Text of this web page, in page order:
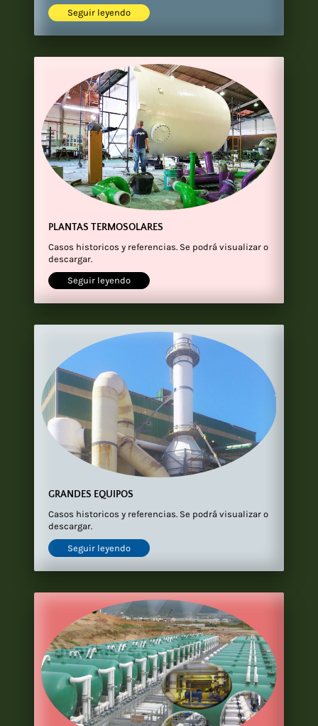
Seguir leyendo
PLANTAS TERMOSOLARES
Casos historicos y referencias. Se podrá visualizar o
descargar.
Seguir leyendo
GRANDES EQUIPOS
Casos historicos y referencias. Se podrá visualizar o
descargar.
Seguir leyendo